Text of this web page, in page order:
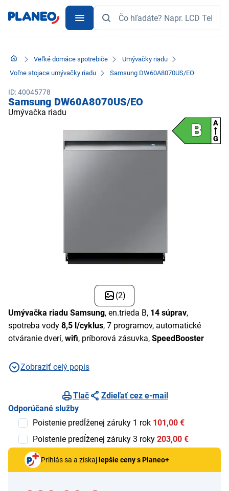
Veľké domáce spotrebiče
Umývačky riadu
Voľne stojace umývačky riadu
Samsung DW60A8070US/EO
ID: 40045778
Samsung DW60A8070US/EO
Umývačka riadu
(2)
Umývačka riadu Samsung, en.trieda B, 14 súprav,
spotreba vody 8,5 l/cyklus, 7 programov, automatické
otváranie dverí, wifi, príborová zásuvka, SpeedBooster
Zobraziť celý popis
Tlač
Zdieľať cez e-mail
Odporúčané služby
Poistenie predĺženej záruky 1 rok 101,00 €
Poistenie predĺženej záruky 3 roky 203,00 €
Prihlás sa a získaj lepšie ceny s Planeo+